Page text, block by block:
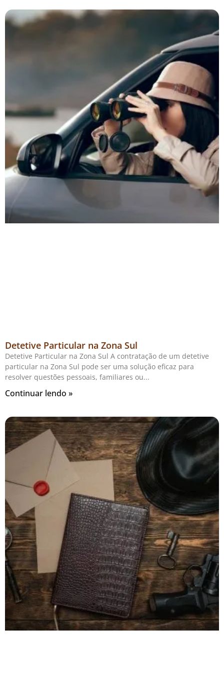
Detetive Particular na Zona Sul
Detetive Particular na Zona Sul A contratação de um detetive
particular na Zona Sul pode ser uma solução eficaz para
resolver questões pessoais, familiares ou
Continuar lendo »